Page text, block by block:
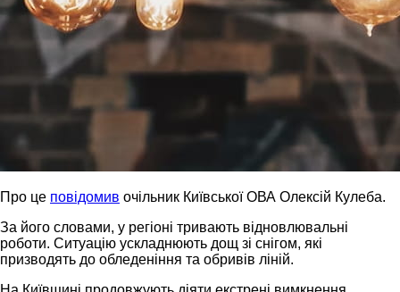
Про це повідомив очільник Київської ОВА Олексій Кулеба.
За його словами, у регіоні тривають відновлювальні
роботи. Ситуацію ускладнюють дощ зі снігом, які
призводять до обледеніння та обривів ліній.